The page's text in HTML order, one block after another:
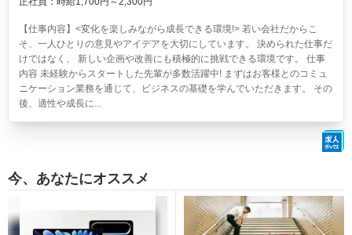
【仕事内容】<変化を楽しみながら成長できる環境!> 若い会社だからこ
そ、一人ひとりの意見やアイデアを大切にしています。 決められた仕事だ
けではなく、 新しい企画や改善にも積極的に挑戦できる環境です。 仕事
内容 未経験からスタートした先輩が多数活躍中! まずはお客様とのコミュ
ニケーション業務を通じて、ビジネスの基礎を学んでいただきます。 その
後、適性や成長に...
今、あなたにオススメ